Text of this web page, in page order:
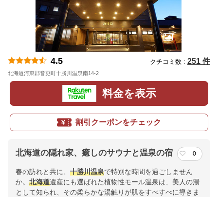
4.5 クチコミ数 : 251 件
北海道河東郡音更町十勝川温泉南14-2
料金を表示
割引クーポンをチェック
北海道の隠れ家、癒しのサウナと温泉の宿 0
春の訪れと共に、 十勝川温泉で特別な時間を過ごしません
か。 北海道遺産にも選ばれた植物性モール温泉は、美人の湯
として知られ、その柔らかな湯触りが肌をすべすべに導きま